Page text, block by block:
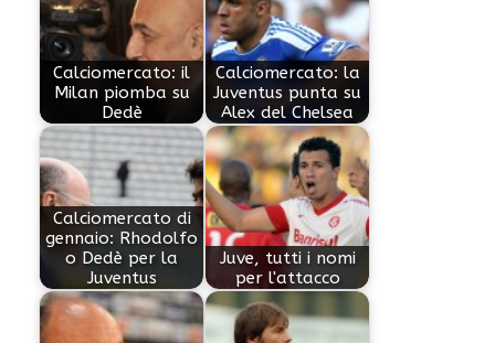
Calciomercato: il
Milan piomba su
Dedè
Calciomercato: la
Juventus punta su
Alex del Chelsea
Calciomercato di
gennaio: Rhodolfo
o Dedè per la
Juventus
Juve, tutti i nomi
per l'attacco